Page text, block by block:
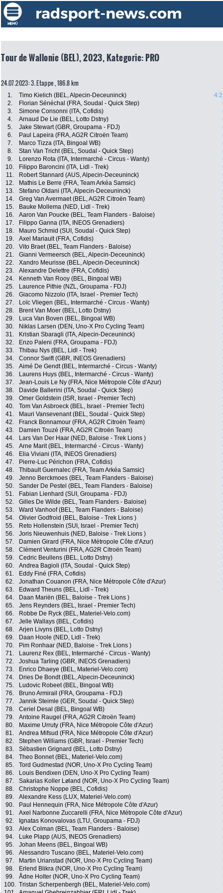
Tour de Wallonie (BEL), 2023, Kategorie: PRO
24.07.2023: 3. Etappe , 186.8 km
1. Timo Kielich (BEL, Alpecin-Deceuninck)
2.
Florian Sénéchal (FRA, Soudal - Quick Step)
3.
Simone Consonni (ITA, Cofidis)
4.
Arnaud De Lie (BEL, Lotto Dstny)
5.
Jake Stewart (GBR, Groupama - FDJ)
6.
Paul Lapeira (FRA, AG2R Citroën Team)
7.
Marco Tizza (ITA, Bingoal WB)
8.
Stan Van Tricht (BEL, Soudal - Quick Step)
9.
Lorenzo Rota (ITA, Intermarché - Circus - Wanty)
10.
Filippo Baroncini (ITA, Lidl - Trek)
11.
Robert Stannard (AUS, Alpecin-Deceuninck)
12.
Mathis Le Berre (FRA, Team Arkéa Samsic)
13.
Stefano Oldani (ITA, Alpecin-Deceuninck)
14.
Greg Van Avermaet (BEL, AG2R Citroën Team)
15.
Bauke Mollema (NED, Lidl - Trek)
16.
Aaron Van Poucke (BEL, Team Flanders - Baloise)
17.
Filippo Ganna (ITA, INEOS Grenadiers)
18.
Mauro Schmid (SUI, Soudal - Quick Step)
19.
Axel Mariault (FRA, Cofidis)
20.
Vito Braet (BEL, Team Flanders - Baloise)
21.
Gianni Vermeersch (BEL, Alpecin-Deceuninck)
22.
Xandro Meurisse (BEL, Alpecin-Deceuninck)
23.
Alexandre Delettre (FRA, Cofidis)
24.
Kenneth Van Rooy (BEL, Bingoal WB)
25.
Laurence Pithie (NZL, Groupama - FDJ)
26.
Giacomo Nizzolo (ITA, Israel - Premier Tech)
27.
Loïc Vliegen (BEL, Intermarché - Circus - Wanty)
28.
Brent Van Moer (BEL, Lotto Dstny)
29.
Luca Van Boven (BEL, Bingoal WB)
30.
Niklas Larsen (DEN, Uno-X Pro Cycling Team)
31.
Kristian Sbaragli (ITA, Alpecin-Deceuninck)
32.
Enzo Paleni (FRA, Groupama - FDJ)
33.
Thibau Nys (BEL, Lidl - Trek)
34.
Connor Swift (GBR, INEOS Grenadiers)
35.
Aimé De Gendt (BEL, Intermarché - Circus - Wanty)
36.
Laurens Huys (BEL, Intermarché - Circus - Wanty)
37.
Jean-Louis Le Ny (FRA, Nice Métropole Côte d'Azur)
38.
Davide Ballerini (ITA, Soudal - Quick Step)
39.
Omer Goldstein (ISR, Israel - Premier Tech)
40.
Tom Van Asbroeck (BEL, Israel - Premier Tech)
41.
Mauri Vansevenant (BEL, Soudal - Quick Step)
42.
Franck Bonnamour (FRA, AG2R Citroën Team)
43.
Damien Touzé (FRA, AG2R Citroën Team)
44.
Lars Van Der Haar (NED, Baloise - Trek Lions )
45.
Arne Marit (BEL, Intermarché - Circus - Wanty)
46.
Elia Viviani (ITA, INEOS Grenadiers)
47.
Pierre-Luc Périchon (FRA, Cofidis)
48.
Thibault Guernalec (FRA, Team Arkéa Samsic)
49.
Jenno Berckmoes (BEL, Team Flanders - Baloise)
50.
Sander De Pestel (BEL, Team Flanders - Baloise)
51.
Fabian Lienhard (SUI, Groupama - FDJ)
52.
Gilles De Wilde (BEL, Team Flanders - Baloise)
53.
Ward Vanhoof (BEL, Team Flanders - Baloise)
54.
Olivier Godfroid (BEL, Baloise - Trek Lions )
55.
Reto Hollenstein (SUI, Israel - Premier Tech)
56.
Joris Nieuwenhuis (NED, Baloise - Trek Lions )
57.
Damien Girard (FRA, Nice Métropole Côte d'Azur)
58.
Clément Venturini (FRA, AG2R Citroën Team)
59.
Cedric Beullens (BEL, Lotto Dstny)
60.
Andrea Bagioli (ITA, Soudal - Quick Step)
61.
Eddy Finé (FRA, Cofidis)
62.
Jonathan Couanon (FRA, Nice Métropole Côte d'Azur)
63.
Edward Theuns (BEL, Lidl - Trek)
64.
Daan Mariën (BEL, Baloise - Trek Lions )
65.
Jens Reynders (BEL, Israel - Premier Tech)
66.
Robbe De Ryck (BEL, Materiel-Velo.com)
67.
Jelle Wallays (BEL, Cofidis)
68.
Arjen Livyns (BEL, Lotto Dstny)
69.
Daan Hoole (NED, Lidl - Trek)
70.
Pim Ronhaar (NED, Baloise - Trek Lions )
71.
Laurenz Rex (BEL, Intermarché - Circus - Wanty)
72.
Joshua Tarling (GBR, INEOS Grenadiers)
73.
Enrico Dhaeye (BEL, Materiel-Velo.com)
74.
Dries De Bondt (BEL, Alpecin-Deceuninck)
75.
Ludovic Robeet (BEL, Bingoal WB)
76.
Bruno Armirail (FRA, Groupama - FDJ)
77.
Jannik Steimle (GER, Soudal - Quick Step)
78.
Ceriel Desal (BEL, Bingoal WB)
79.
Antoine Raugel (FRA, AG2R Citroën Team)
80.
Maxime Urruty (FRA, Nice Métropole Côte d'Azur)
81.
Andrea Mifsud (FRA, Nice Métropole Côte d'Azur)
82.
Stephen Williams (GBR, Israel - Premier Tech)
83.
Sébastien Grignard (BEL, Lotto Dstny)
84.
Theo Bonnet (BEL, Materiel-Velo.com)
85.
Tord Gudmestad (NOR, Uno-X Pro Cycling Team)
86.
Louis Bendixen (DEN, Uno-X Pro Cycling Team)
87.
Sakarias Koller Løland (NOR, Uno-X Pro Cycling Team)
88.
Christophe Noppe (BEL, Cofidis)
89.
Alexandre Kess (LUX, Materiel-Velo.com)
90.
Paul Hennequin (FRA, Nice Métropole Côte d'Azur)
91.
Axel Narbonne Zuccarelli (FRA, Nice Métropole Côte d'Azur)
92.
Ignatas Konovalovas (LTU, Groupama - FDJ)
93.
Alex Colman (BEL, Team Flanders - Baloise)
94.
Luke Plapp (AUS, INEOS Grenadiers)
95.
Johan Meens (BEL, Bingoal WB)
96.
Alessandro Tuscano (BEL, Materiel-Velo.com)
97.
Martin Urianstad (NOR, Uno-X Pro Cycling Team)
98.
Erlend Blikra (NOR, Uno-X Pro Cycling Team)
99.
Ådne Holter (NOR, Uno-X Pro Cycling Team)
100. Tristan Scherpenbergh (BEL, Materiel-Velo.com)